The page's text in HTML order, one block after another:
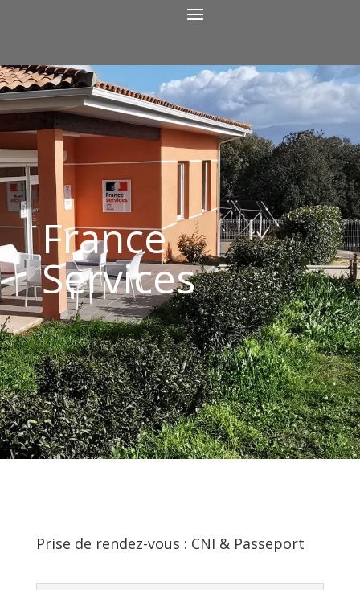
France
Services
Prise de rendez-vous : CNI & Passeport